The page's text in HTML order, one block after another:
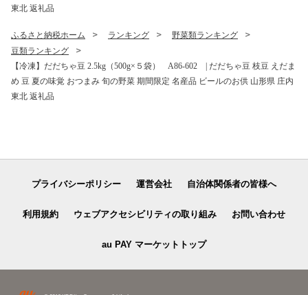
東北 返礼品
ふるさと納税ホーム ランキング
野菜類ランキング
豆類ランキング
【冷凍】だだちゃ豆 2.5kg（500g×５袋） A86-602 | だだちゃ豆 枝豆 えだま
め 豆 夏の味覚 おつまみ 旬の野菜 期間限定 名産品 ビールのお供 山形県 庄内
東北 返礼品
プライバシーポリシー 運営会社 自治体関係者の皆様へ
利用規約 ウェブアクセシビリティの取り組み お問い合わせ
au PAY マーケットトップ